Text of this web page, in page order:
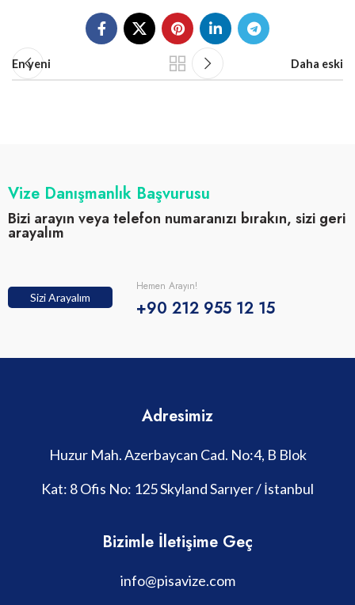
En yeni Daha eski
Vize Danışmanlık Başvurusu
Bizi arayın veya telefon numaranızı bırakın, sizi geri
arayalım
Sizi Arayalım
Hemen Arayın!
+90 212 955 12 15
Adresimiz
Huzur Mah. Azerbaycan Cad. No:4, B Blok
Kat: 8 Ofis No: 125 Skyland Sarıyer / İstanbul
Bizimle İletişime Geç
info@pisavize.com